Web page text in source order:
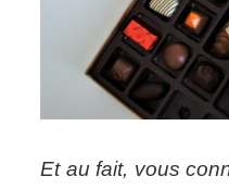
Et au fait, vous